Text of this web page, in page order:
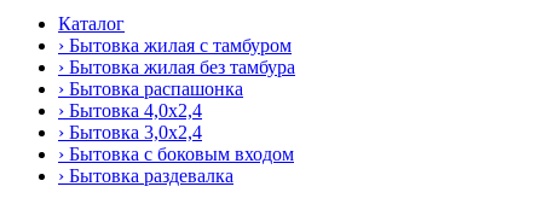
Каталог
› Бытовка жилая с тамбуром
› Бытовка жилая без тамбура
› Бытовка распашонка
› Бытовка 4,0x2,4
› Бытовка 3,0x2,4
› Бытовка с боковым входом
› Бытовка раздевалка